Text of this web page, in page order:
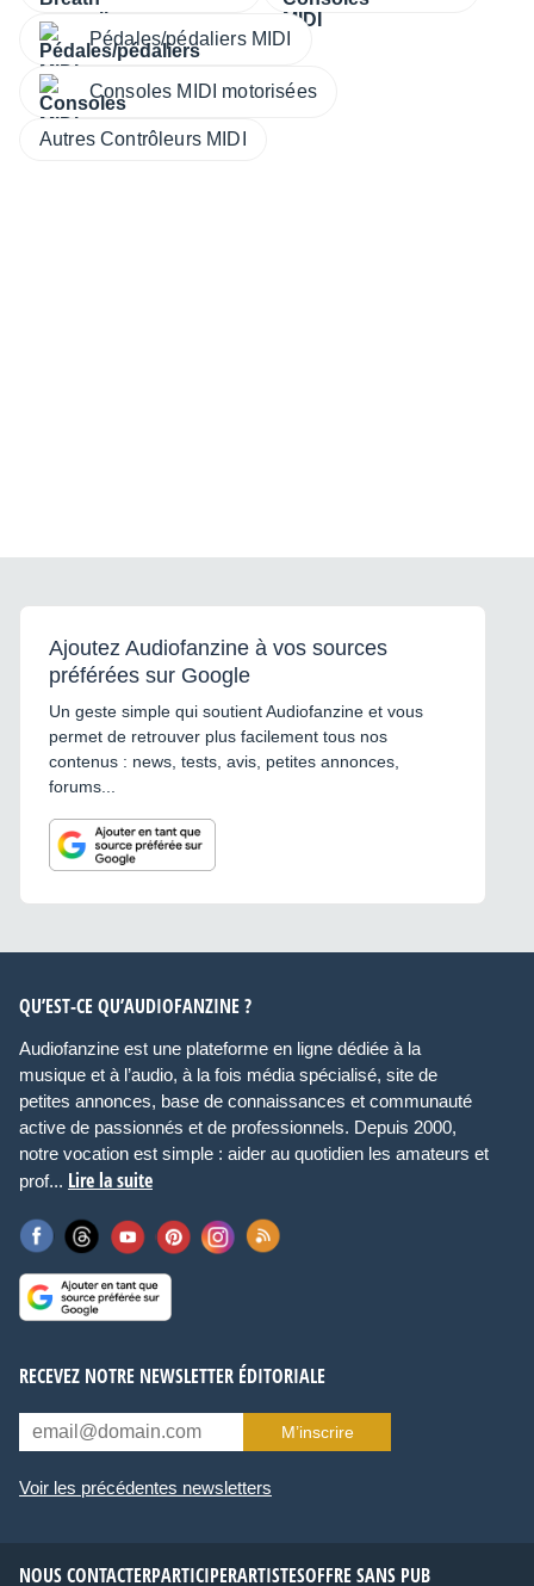
Pédales/pédaliers MIDI
Consoles MIDI motorisées
Autres Contrôleurs MIDI
Ajoutez Audiofanzine à vos sources
préférées sur Google
Un geste simple qui soutient Audiofanzine et vous
permet de retrouver plus facilement tous nos
contenus : news, tests, avis, petites annonces,
forums...
QU’EST-CE QU’AUDIOFANZINE ?
Audiofanzine est une plateforme en ligne dédiée à la
musique et à l’audio, à la fois média spécialisé, site de
petites annonces, base de connaissances et communauté
active de passionnés et de professionnels. Depuis 2000,
notre vocation est simple : aider au quotidien les amateurs et
prof... Lire la suite
RECEVEZ NOTRE NEWSLETTER ÉDITORIALE
M’inscrire
Voir les précédentes newsletters
NOUS CONTACTERPARTICIPERARTISTESOFFRE SANS PUB